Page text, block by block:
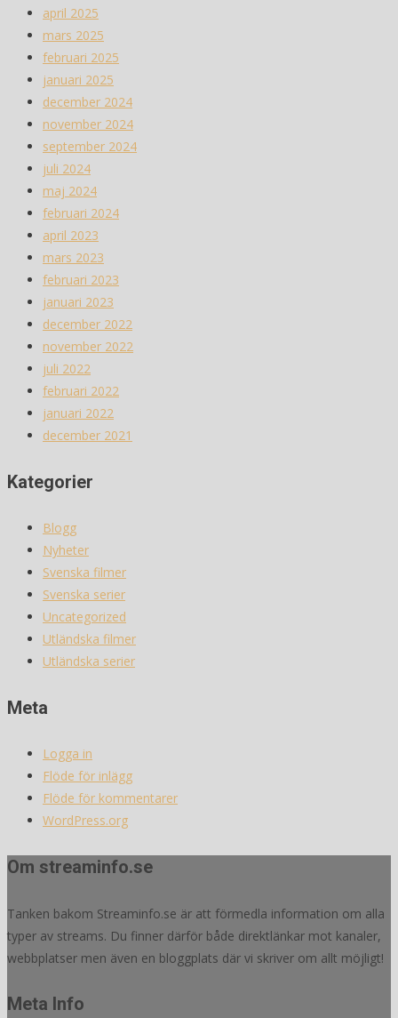
april 2025
mars 2025
februari 2025
januari 2025
december 2024
november 2024
september 2024
juli 2024
maj 2024
februari 2024
april 2023
mars 2023
februari 2023
januari 2023
december 2022
november 2022
juli 2022
februari 2022
januari 2022
december 2021
Kategorier
Blogg
Nyheter
Svenska filmer
Svenska serier
Uncategorized
Utländska filmer
Utländska serier
Meta
Logga in
Flöde för inlägg
Flöde för kommentarer
WordPress.org
Om streaminfo.se
Tanken bakom Streaminfo.se är att förmedla information om alla
typer av streams. Du finner därför både direktlänkar mot kanaler,
webbplatser men även en bloggplats där vi skriver om allt möjligt!
Meta Info